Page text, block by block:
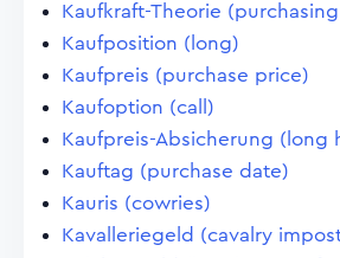
Kaufkraft-Theorie
Kaufposition (long)
Kaufpreis (purchase price)
Kaufoption (call)
Kaufpreis-Absicherung (long
Kauftag (purchase date)
Kauris (cowries)
Kavalleriegeld (cavalry